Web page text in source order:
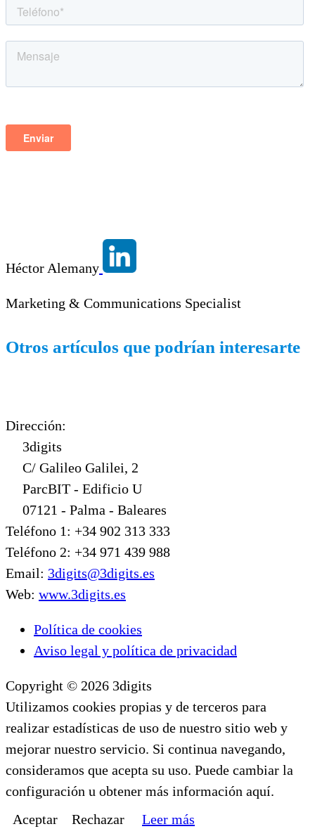
Héctor Alemany
Marketing & Communications Specialist
Otros artículos que podrían interesarte
Dirección:
3digits
C/ Galileo Galilei, 2
ParcBIT - Edificio U
07121 - Palma - Baleares
Teléfono 1: +34 902 313 333
Teléfono 2: +34 971 439 988
Email: 3digits@3digits.es
Web: www.3digits.es
Política de cookies
Aviso legal y política de privacidad
Copyright © 2026 3digits
Utilizamos cookies propias y de terceros para
realizar estadísticas de uso de nuestro sitio web y
mejorar nuestro servicio. Si continua navegando,
consideramos que acepta su uso. Puede cambiar la
configuración u obtener más información aquí.
Aceptar
Rechazar Leer más